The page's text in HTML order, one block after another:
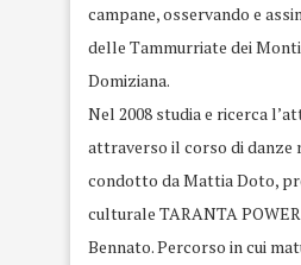
campane, osservando e
delle Tammurriate dei
Domiziana.
Nel 2008 studia e ricerca
attraverso il corso di danze
condotto da Mattia Doto,
culturale TARANTA
Bennato. Percorso in cui